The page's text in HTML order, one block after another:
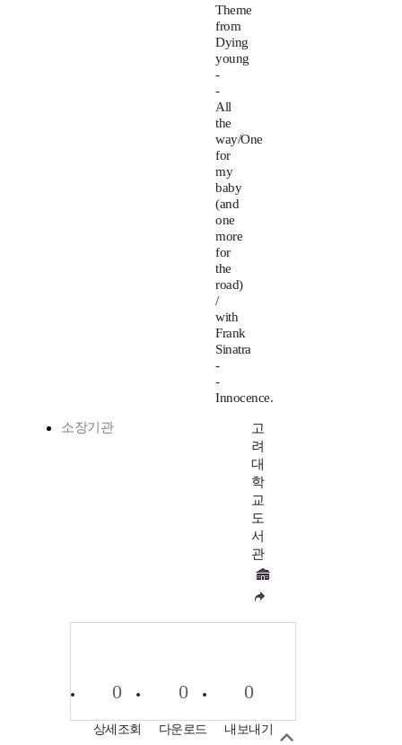
Theme
from
Dying
young
-
-
All
the
way/One
for
my
baby
(and
one
more
for
the
road)
/
with
Frank
Sinatra
-
-
Innocence.
소장기관
고
려
대
학
교
도
서
관
0
상세조회
0
다운로드
0
내보내기